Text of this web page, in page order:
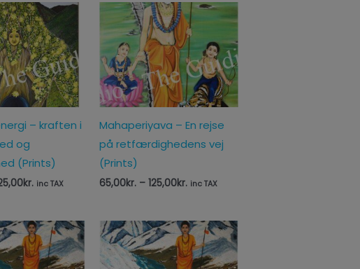
– kraften i
og
(Prints)
kr.
Prisinterval:
65,00kr.
til
125,00kr.
inc TAX
Mahaperiyava – En rejse
på retfærdighedens vej
(Prints)
65,00kr. – 125,00kr.
Prisinterval:
65,00kr.
til
125,00kr.
inc TAX
Prisinterval:
65,00kr.
til
125,00kr.